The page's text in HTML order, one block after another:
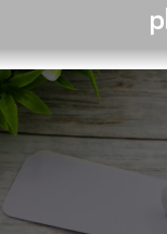
テ
ン
ツ
へ
キ
ッ
プ
ゲ
ー
シ
ョ
に
移
動